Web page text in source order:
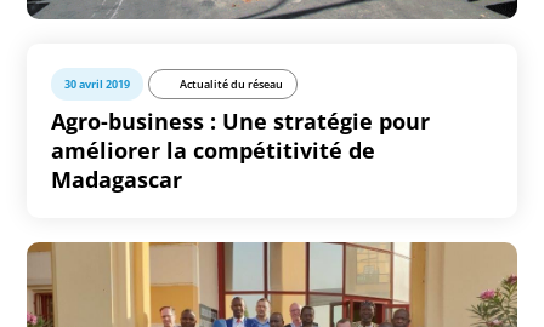
30 avril 2019 Actualité du réseau
Agro-business : Une stratégie pour
améliorer la compétitivité de
Madagascar